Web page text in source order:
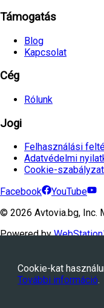
Cookie-kat
További információ.
Támogatás
Blog
Kapcsolat
Cég
Rólunk
Jogi
Felhasználási
Adatvédelmi
Cookie-szabályzat
Facebook
YouTube
© 2026 Avtovia.bg, Inc.
Powered by